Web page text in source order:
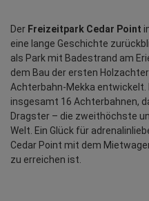
Der Freizeitpark Cedar Point
eine lange Geschichte
als Park mit Badestrand am
dem Bau der ersten
Achterbahn-Mekka
insgesamt 16 Achterbahnen,
Dragster – die zweithöchste
Welt. Ein Glück für
Cedar Point mit dem
zu erreichen ist.